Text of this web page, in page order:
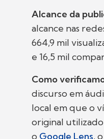
Alcance da
alcance nas
664,9 mil
e 16,5 mil
Como
discurso em
local em que o
original utilizado
o Google Lens, o